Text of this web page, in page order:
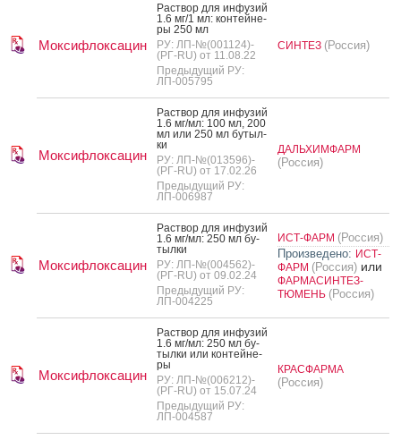
Моксифлоксацин
Рас­твор для ин­фу­зий
1.6 мг/1 мл: кон­тей­не­
ры 250 мл
РУ: ЛП-№(001124)-
(РГ-RU) от 11.08.22
Предыдущий РУ:
ЛП-005795
СИНТЕЗ (Россия)
Моксифлоксацин
Рас­твор для ин­фу­зий
1.6 мг/мл: 100 мл, 200
мл или 250 мл бу­тыл­
ки
РУ: ЛП-№(013596)-
(РГ-RU) от 17.02.26
Предыдущий РУ:
ЛП-006987
ДАЛЬХИМФАРМ
(Россия)
Моксифлоксацин
Рас­твор для ин­фу­зий
1.6 мг/мл: 250 мл бу­
тыл­ки
РУ: ЛП-№(004562)-
(РГ-RU) от 09.02.24
Предыдущий РУ:
ЛП-004225
ИСТ-ФАРМ (Россия)
Произведено: ИСТ-
ФАРМ (Россия) или
ФАРМАСИНТЕЗ-
ТЮМЕНЬ (Россия)
Моксифлоксацин
Рас­твор для ин­фу­зий
1.6 мг/мл: 250 мл бу­
тыл­ки или кон­тей­не­
ры
РУ: ЛП-№(006212)-
(РГ-RU) от 15.07.24
Предыдущий РУ:
ЛП-004587
КРАСФАРМА
(Россия)